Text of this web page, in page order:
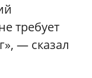
требует
— сказал